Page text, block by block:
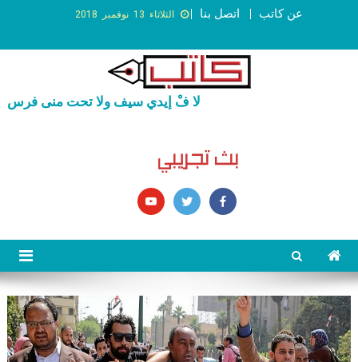
الثلاثاء 13 نوفمبر 2018 اتصل بنا عن كاتب
لا فْ إيدي سيف ولا تحت منى فرس